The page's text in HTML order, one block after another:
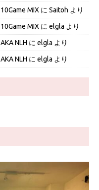
MIX に Saitoh より
MIX に elgla より
NLH に elgla より
NLH に elgla より